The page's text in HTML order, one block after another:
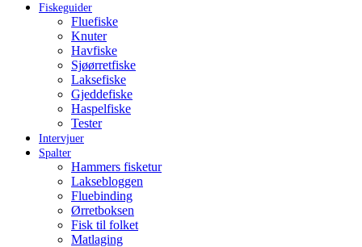
Fiskeguider
Fluefiske
Knuter
Havfiske
Sjøørretfiske
Laksefiske
Gjeddefiske
Haspelfiske
Tester
Intervjuer
Spalter
Hammers fisketur
Laksebloggen
Fluebinding
Ørretboksen
Fisk til folket
Matlaging